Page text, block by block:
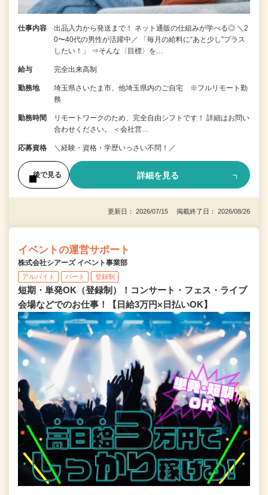
仕事内容
出品入力から発送まで！ ネット通販の仕組みが学べる◎ ＼2
0〜40代の男性が活躍中／ 「毎月の給料に“あと少し”プラス
したい！」 ⇒そんな〈目標〉を…
給与 完全出来高制
勤務地
埼玉県さいたま市、他埼玉県内のご自宅 ※フルリモート勤
務
勤務時間
リモートワークのため、完全自由シフトです！ 詳細はお問い
合わせください。 ＜会社営…
応募資格 ＼経験・資格・学歴いっさい不問！／
後で見る 詳細を見る
更新日： 2026/07/15 掲載終了日： 2026/08/26
イベントの運営サポート
株式会社シアーズ イベント事業部
アルバイト パート 登録制
短期・単発OK（登録制）！コンサート・フェス・ライブ
会場などでのお仕事！【日給3万円×日払いOK】